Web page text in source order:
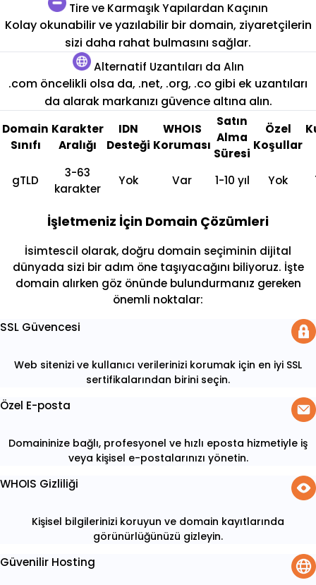
Tire ve Karmaşık Yapılardan Kaçının
Kolay okunabilir ve yazılabilir bir domain, ziyaretçilerin
sizi daha rahat bulmasını sağlar.
Alternatif Uzantıları da Alın
.com öncelikli olsa da, .net, .org, .co gibi ek uzantıları
da alarak markanızı güvence altına alın.
Domain
Sınıfı
Karakter
Aralığı
IDN
Desteği
WHOIS
Koruması
Satın
Alma
Süresi
Özel
Koşullar
gTLD
3-63
karakter
Yok Var 1-10 yıl Yok
İşletmeniz İçin Domain Çözümleri
İsimtescil olarak, doğru domain seçiminin dijital
dünyada sizi bir adım öne taşıyacağını biliyoruz. İşte
domain alırken göz önünde bulundurmanız gereken
önemli noktalar:
SSL Güvencesi
Web sitenizi ve kullanıcı verilerinizi korumak için en iyi SSL
sertifikalarından birini seçin.
Özel E-posta
Domaininize bağlı, profesyonel ve hızlı eposta hizmetiyle iş
veya kişisel e-postalarınızı yönetin.
WHOIS Gizliliği
Kişisel bilgilerinizi koruyun ve domain kayıtlarında
görünürlüğünüzü gizleyin.
Güvenilir Hosting